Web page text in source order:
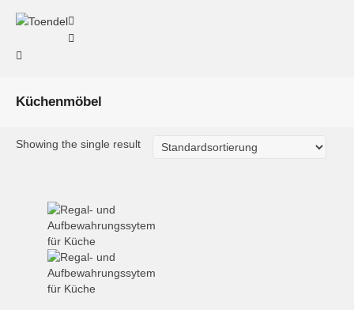
Küchenmöbel
Showing the single result